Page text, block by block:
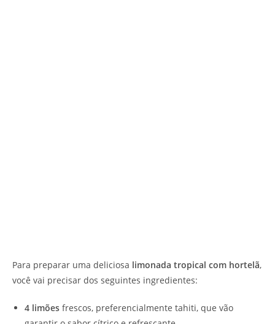
Para preparar uma deliciosa limonada tropical com hortelã,
você vai precisar dos seguintes ingredientes:
4 limões frescos, preferencialmente tahiti, que vão